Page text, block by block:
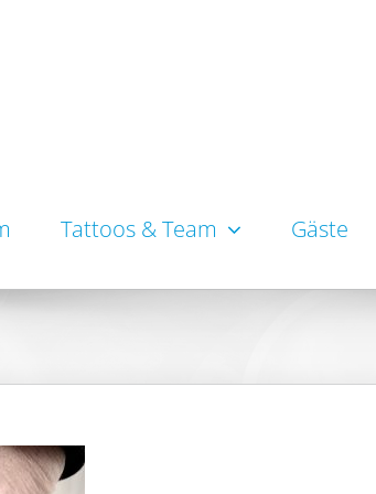
Tattoos & Team Gäste